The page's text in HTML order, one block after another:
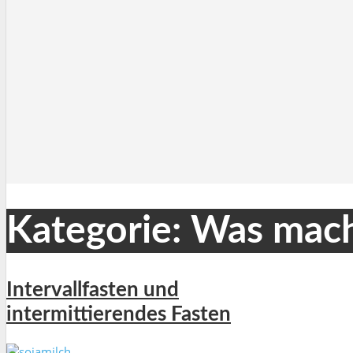
Kategorie: Was
Intervallfasten und
intermittierendes Fasten